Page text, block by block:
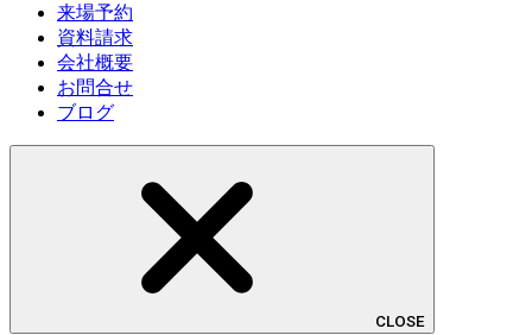
来場予約
資料請求
会社概要
お問合せ
ブログ
CLOSE